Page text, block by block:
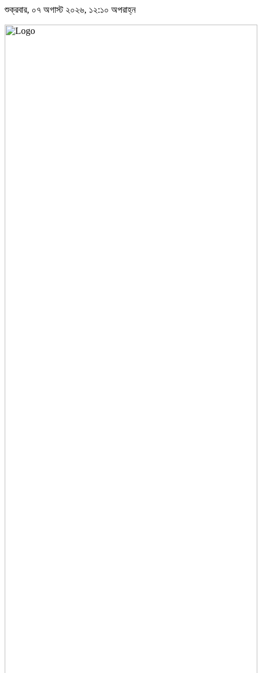
শুক্রবার, ০৭ অগাস্ট ২০২৬, ১২:১০ অপরাহ্ন